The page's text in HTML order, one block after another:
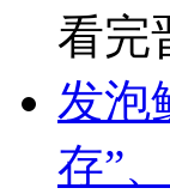
看完
发泡
存”